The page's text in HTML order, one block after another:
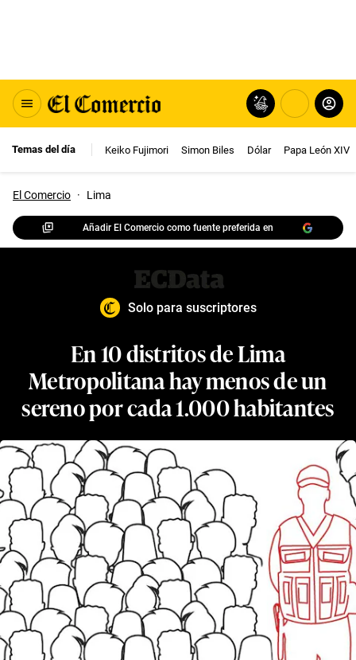
Temas del día Keiko Fujimori Simon Biles Dólar Papa León XIV
El Comercio · Lima
Añadir El Comercio como fuente preferida en
Solo para suscriptores
En 10 distritos de Lima
Metropolitana hay menos de un
sereno por cada 1.000 habitantes